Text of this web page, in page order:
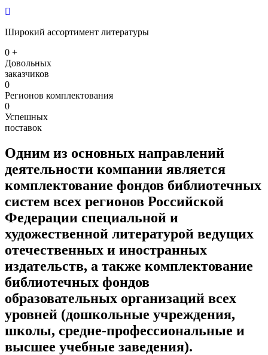
Широкий ассортимент литературы
0 +
Довольных
заказчиков
0
Регионов комплектования
0
Успешных
поставок
Одним из основных направлений
деятельности компании является
комплектование фондов библиотечных
систем всех регионов Российской
Федерации специальной и
художественной литературой ведущих
отечественных и иностранных
издательств, а также комплектование
библиотечных фондов
образовательных организаций всех
уровней (дошкольные учреждения,
школы, средне-профессиональные и
высшее учебные заведения).